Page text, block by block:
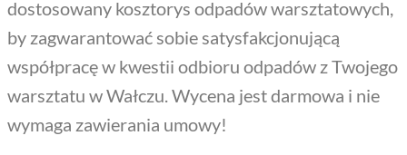
dostosowany kosztorys odpadów warsztatowych,
by zagwarantować sobie satysfakcjonującą
współpracę w kwestii odbioru odpadów z Twojego
warsztatu w Wałczu. Wycena jest darmowa i nie
wymaga zawierania umowy!